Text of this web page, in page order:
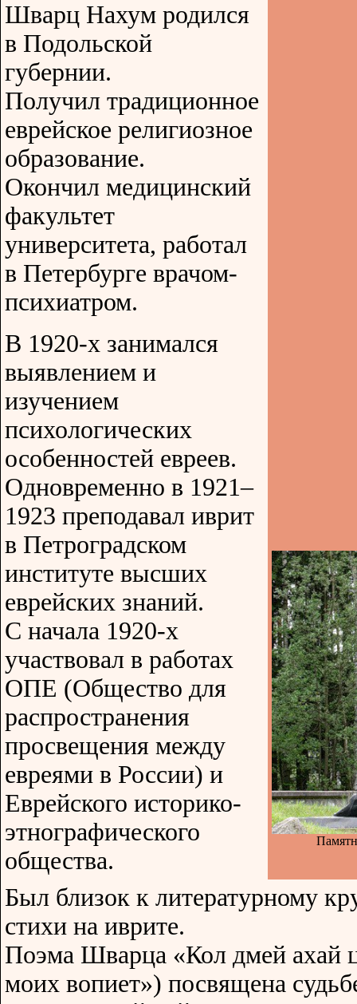
Шварц Нахум родился
в Подольской
губернии.
Получил традиционное
еврейское религиозное
образование.
Окончил медицинский
факультет
университета, работал
в Петербурге врачом-
психиатром.
В 1920-х занимался
выявлением и
изучением
психологических
особенностей евреев.
Одновременно в 1921–
1923 преподавал иврит
в Петроградском
институте высших
еврейских знаний.
С начала 1920-х
участвовал в работах
ОПЕ (Общество для
распространения
просвещения между
евреями в России) и
Еврейского историко-
этнографического
общества.
Был близок к литературному
стихи на иврите.
Поэма Шварца «Кол дмей ахай
моих вопиет») посвящена